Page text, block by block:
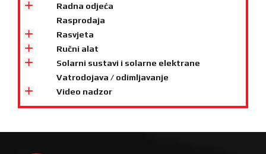
Radna odjeća
Rasprodaja
Rasvjeta
Ručni alat
Solarni sustavi i solarne elektrane
Vatrodojava / odimljavanje
Video nadzor